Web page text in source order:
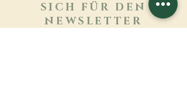
SICH FÜR DEN
NEWSLETTER